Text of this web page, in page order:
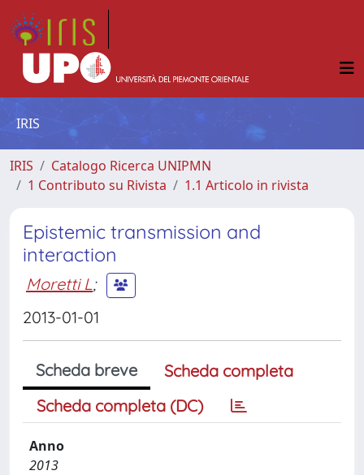
IRIS
IRIS
Catalogo Ricerca UNIPMN
1 Contributo su Rivista
1.1 Articolo in rivista
Epistemic transmission and
interaction
Moretti L;
2013-01-01
Scheda breve
Scheda completa
Scheda completa (DC)
Anno
2013